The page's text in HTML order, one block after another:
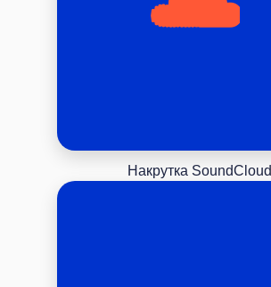
Накрутка SoundCloud